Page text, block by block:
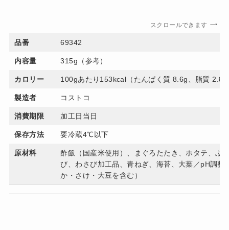
スクロールできます
品番 69342
内容量 315g（参考）
カロリー 100gあたり153kcal（たんぱく質 8.6g、脂質
製造者 コストコ
消費期限 加工日当日
保存方法 要冷蔵4℃以下
原材料
酢飯（国産米使用）、まぐろたたき、ホタテ、ぶ
び、わさび加工品、青ねぎ、海苔、大葉／pH調
か・さけ・大豆を含む）